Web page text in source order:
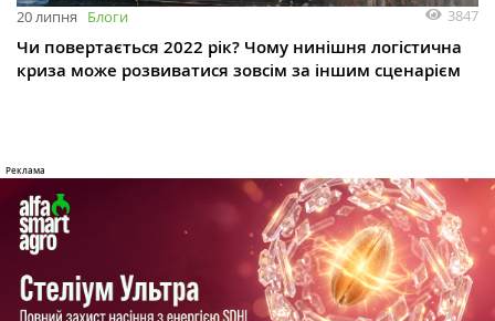
20 липня Блоги 3847
Чи повертається 2022 рік? Чому нинішня логістична
криза може розвиватися зовсім за іншим сценарієм